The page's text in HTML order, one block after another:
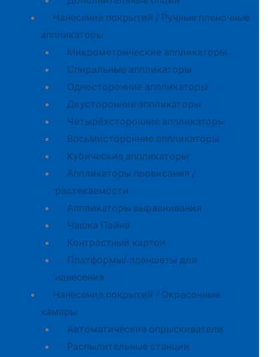
Нанесение покрытий / Ручные пленочные
аппликаторы
Микрометрические аппликаторы
Спиральные аппликаторы
Односторонние аппликаторы
Двусторонние аппликаторы
Четырёхсторонние аппликаторы
Восьмисторонние аппликаторы
Кубические аппликаторы
Аппликаторы провисания /
растекаемости
Аппликаторы выравнивания
Чашка Пэйна
Контрастный картон
Платформы/ планшеты для
нанесения
Нанесение покрытий / Окрасочные
камеры
Автоматические опрыскиватели
Распылительные станции